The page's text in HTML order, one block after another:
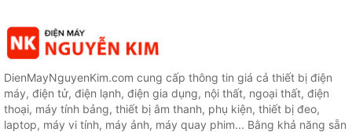
DienMayNguyenKim.com cung cấp thông tin giá cả thiết bị điện
máy, điện tử, điện lạnh, điện gia dụng, nội thất, ngoại thất, điện
thoại, máy tính bảng, thiết bị âm thanh, phụ kiện, thiết bị đeo,
laptop, máy vi tính, máy ảnh, máy quay phim... Bằng khả năng sẵn